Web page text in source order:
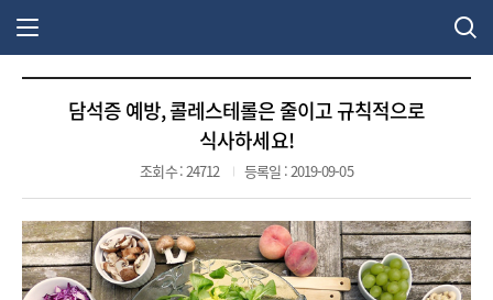
담석증 예방, 콜레스테롤은 줄이고 규칙적으로
식사하세요!
조회수 : 24712 등록일 : 2019-09-05